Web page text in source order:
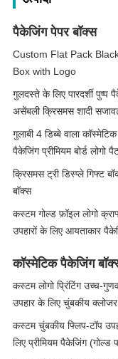
पैकेजिंग पेपर बॉक्स
Custom Flat Pack
Box with Logo
गुलदस्ते के लिए पारदर्शी पुष्प
असेंबली क्रिसमस शादी
गुलाबी 4 डिब्बे वाला
पैकेजिंग प्रीमियम बोर्ड लोगो
क्रिसमस ट्री डिस्प्ले गिफ्ट
बॉक्स
कस्टम गोल्ड फ़ॉइल लोगो
उपहारों के लिए आयताकार
कॉस्मेटिक पैकेजिंग
कस्टम लोगो प्रिंटिंग उच्च-
उपहार के लिए चुंबकीय
कस्टम चुंबकीय फ्लिप-टॉप
लिए प्रीमियम पैकेजिंग (गोल्ड